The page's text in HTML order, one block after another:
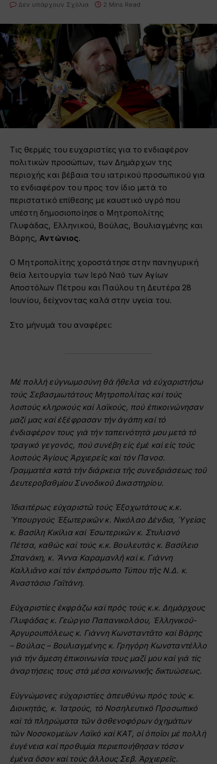
Δεν υπάρχουν Σχόλια
2 Mins Read
Τις θερμές του ευχαριστίες για το ενδιαφέρον
πολιτικών προσώπων, των Δημάρχων της
περιοχής και βέβαια του ιατρικού προσωπικού για
το ενδιαφέρον του προς τον ίδιο μετά το
περιστατικό επίθεσης με καυστικό υγρό που
υπέστη δημοσιοποίησε ο Μητροπολίτης
Γλυφάδας, Ελληνικού, Βούλας, Βουλιαγμένης και
Βάρης, Αντώνιος.
Ο Μητροπολίτης χοροστάτησε στην πανηγυρική
θεία λειτουργία των Ιερό Ναό των Αγίων
Αποστόλων Πέτρου και Παύλου τη Δευτέρα 28
Ιουνίου, δείχνοντας καλά στην υγεία του.
Στο μήνυμά του αναφέρει:
Μέ πολλή εὐγνωμοσύνη θά ἤθελα νά εὐχαριστήσω
τούς Σεβασμιωτάτους Μητροπολίτας καί τούς
λοιπούς κληρικούς καί λαϊκούς, πού ἐπικοινώνησαν
μαζί μας καί ἐξέφρασαν τήν ἀγάπη καί τό
ἐνδιαφέρον τους γιά τήν ταπεινότητά μου μετά τό
τραγικό γεγονός, πού συνέβη εἰς ἐμέ καί εἰς τούς
λοιπούς Ἁγίους Ἀρχιερεῖς καί τόν Πανοσ.
Γραμματέα κατά τήν διάρκεια τῆς συνεδριάσεως τοῦ
Δευτεροβαθμίου Συνοδικοῦ Δικαστηρίου.
Ἰδιαιτέρως εὐχαριστῶ τούς Ἐξοχωτάτους κ.κ.
Ὑπουργούς Ἐξωτερικῶν κ. Νικόλαο Δένδια, Ὑγείας
κ. Βασίλη Κικίλια καί Ἐσωτερικῶν κ. Στυλιανό
Πέτσα, καθώς καί τούς κ.κ. Βουλευτάς κ. Βασίλειο
Σπανάκη, κ. Ἄννα Καραμανλῆ καί κ. Γιάννη
Καλλιᾶνο καί τόν ἐκπρόσωπο Τύπου τῆς Ν.Δ. κ.
Ἀναστάσιο Γαϊτάνη.
Εὐχαριστίες ἐκφράζω καί πρός τούς κ.κ. Δημάρχους
Γλυφάδας κ. Γεώργιο Παπανικολάου, Ἑλληνικοῦ-
Ἀργυρουπόλεως κ. Γιάννη Κωνσταντᾶτο καί Βάρης
– Βούλας – Βουλιαγμένης κ. Γρηγόρη Κωνσταντέλλο
γιά τήν ἄμεση ἐπικοινωνία τους μαζί μου καί γιά τίς
ἀναρτήσεις τους στά μέσα κοινωνικῆς δικτυώσεως.
Εὐγνώμονες εὐχαριστίες ἀπευθύνω πρός τούς κ.
Διοικητάς, κ. Ἰατρούς, τό Νοσηλευτικό Προσωπικό
καί τά πληρώματα τῶν ἀσθενοφόρων ὀχημάτων
τῶν Νοσοκομείων Λαϊκό καί ΚΑΤ, οἱ ὁποῖοι μέ πολλή
ἐυγένεια καί προθυμία περιεποιήθησαν τόσον
ἐμένα ὅσον καί τούς ἄλλους Σεβ. Ἀρχιερεῖς.